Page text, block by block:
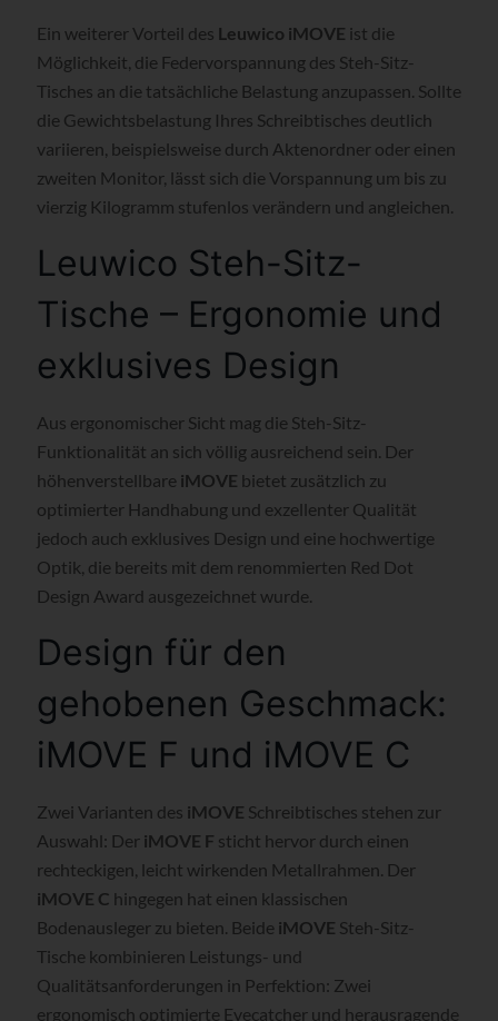
Ein weiterer Vorteil des Leuwico iMOVE ist die
Möglichkeit, die Federvorspannung des Steh-Sitz-
Tisches an die tatsächliche Belastung anzupassen. Sollte
die Gewichtsbelastung Ihres Schreibtisches deutlich
variieren, beispielsweise durch Aktenordner oder einen
zweiten Monitor, lässt sich die Vorspannung um bis zu
vierzig Kilogramm stufenlos verändern und angleichen.
Leuwico Steh-Sitz-
Tische – Ergonomie und
exklusives Design
Aus ergonomischer Sicht mag die Steh-Sitz-
Funktionalität an sich völlig ausreichend sein. Der
höhenverstellbare iMOVE bietet zusätzlich zu
optimierter Handhabung und exzellenter Qualität
jedoch auch exklusives Design und eine hochwertige
Optik, die bereits mit dem renommierten Red Dot
Design Award ausgezeichnet wurde.
Design für den
gehobenen Geschmack:
iMOVE F und iMOVE C
Zwei Varianten des iMOVE Schreibtisches stehen zur
Auswahl: Der iMOVE F sticht hervor durch einen
rechteckigen, leicht wirkenden Metallrahmen. Der
iMOVE C hingegen hat einen klassischen
Bodenausleger zu bieten. Beide iMOVE Steh-Sitz-
Tische kombinieren Leistungs- und
Qualitätsanforderungen in Perfektion: Zwei
ergonomisch optimierte Eyecatcher und herausragende